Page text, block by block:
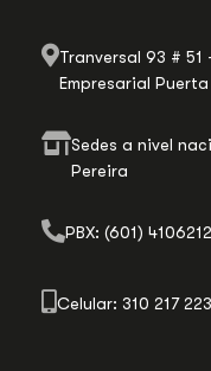
Tranversal 93 # 51
Empresarial Puerta
Sedes a nivel
Pereira
PBX: (601) 4106212
Celular: 310 217